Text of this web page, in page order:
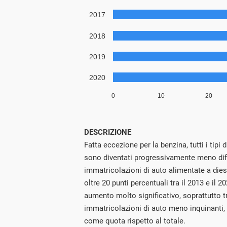
DESCRIZIONE
Fatta eccezione per la benzina, tutti i tipi
sono diventati progressivamente meno
immatricolazioni di auto alimentate a
oltre 20 punti percentuali tra il 2013 e il
aumento molto significativo, soprattutto
immatricolazioni di auto meno
come quota rispetto al totale.